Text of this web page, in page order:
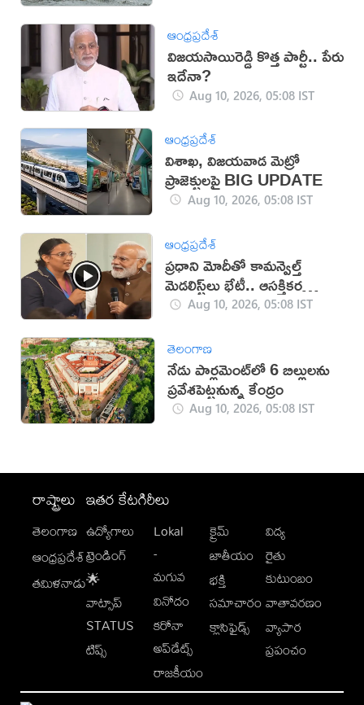
ఆంధ్రప్రదేశ్
విజయసాయిరెడ్డి కొత్త పార్టీ.. పేరు
ఇదేనా?
Aug 10, 2026, 05:08 IST
ఆంధ్రప్రదేశ్
విశాఖ, విజయవాడ మెట్రో
ప్రాజెక్టులపై BIG UPDATE
Aug 10, 2026, 05:08 IST
ఆంధ్రప్రదేశ్
ప్రధాని మోదీతో కామన్వెల్త్
మెడలిస్ట్‌లు భేటీ.. ఆసక్తికర
విషయం వెల్లడి (వీడియో)
Aug 10, 2026, 05:08 IST
తెలంగాణ
నేడు పార్లమెంట్‌లో 6 బిల్లులను
ప్రవేశపెట్టనున్న కేంద్రం
Aug 10, 2026, 05:08 IST
రాష్ట్రాలు
తెలంగాణ
ఆంధ్రప్రదేశ్
తమిళనాడు
ఇతర కేటగిరీలు
ఉద్యోగాలు
ట్రెండింగ్
🌟
వాట్సాప్
STATUS
టిప్స్
Lokal
-
మగువ
వినోదం
కరోనా
అప్‌డేట్స్
రాజకీయం
క్రైమ్
జాతీయం
భక్తి
సమాచారం
క్లాసిఫైడ్స్
విద్య
రైతు
కుటుంబం
వాతావరణం
వ్యాపార
ప్రపంచం